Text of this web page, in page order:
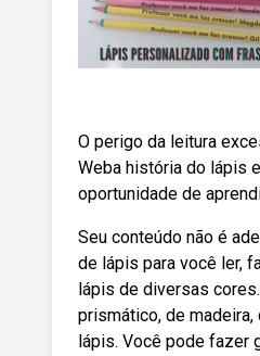
O perigo da leitura
Weba história do lápis
oportunidade de
Seu conteúdo não é
de lápis para você ler,
lápis de diversas
prismático, de
lápis. Você pode fazer